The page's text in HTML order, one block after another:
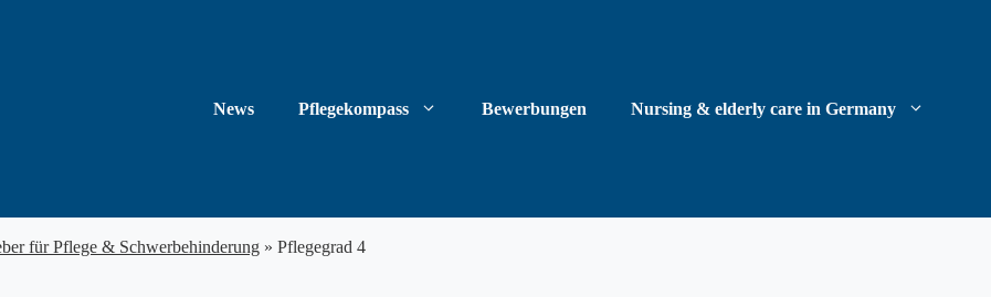
News Pflegekompass Bewerbungen Nursing & elderly care in Germany
für Pflege & Schwerbehinderung » Pflegegrad 4